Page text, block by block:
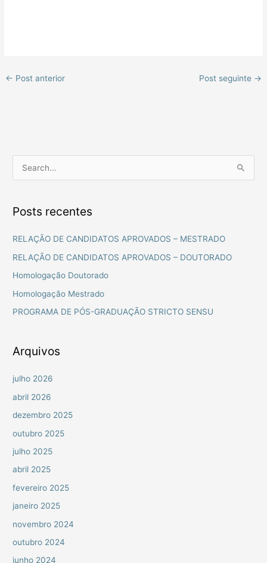
← Post anterior Post seguinte →
q
u
r
p
r
Posts recentes
RELAÇÃO DE CANDIDATOS APROVADOS – MESTRADO
RELAÇÃO DE CANDIDATOS APROVADOS – DOUTORADO
Homologação Doutorado
Homologação Mestrado
PROGRAMA DE PÓS-GRADUAÇÃO STRICTO SENSU
Arquivos
julho 2026
abril 2026
dezembro 2025
outubro 2025
julho 2025
abril 2025
fevereiro 2025
janeiro 2025
novembro 2024
outubro 2024
junho 2024